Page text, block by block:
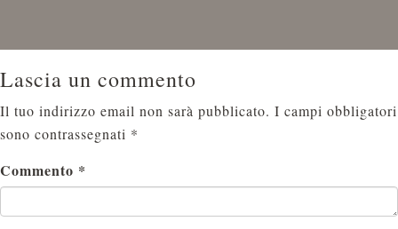
Lascia un commento
Il tuo indirizzo email non sarà pubblicato. I campi obbligatori
sono contrassegnati *
Commento *